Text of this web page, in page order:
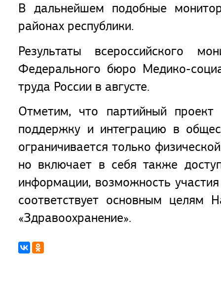
В дальнейшем подобные
районах республики.
Результаты всероссийского
Федерального бюро Медико-
труда России в августе.
Отметим, что партийный
поддержку и интеграцию в
ограничивается только
но включает в себя также
информации, возможность
соответствует основным целям
«Здравоохранение».